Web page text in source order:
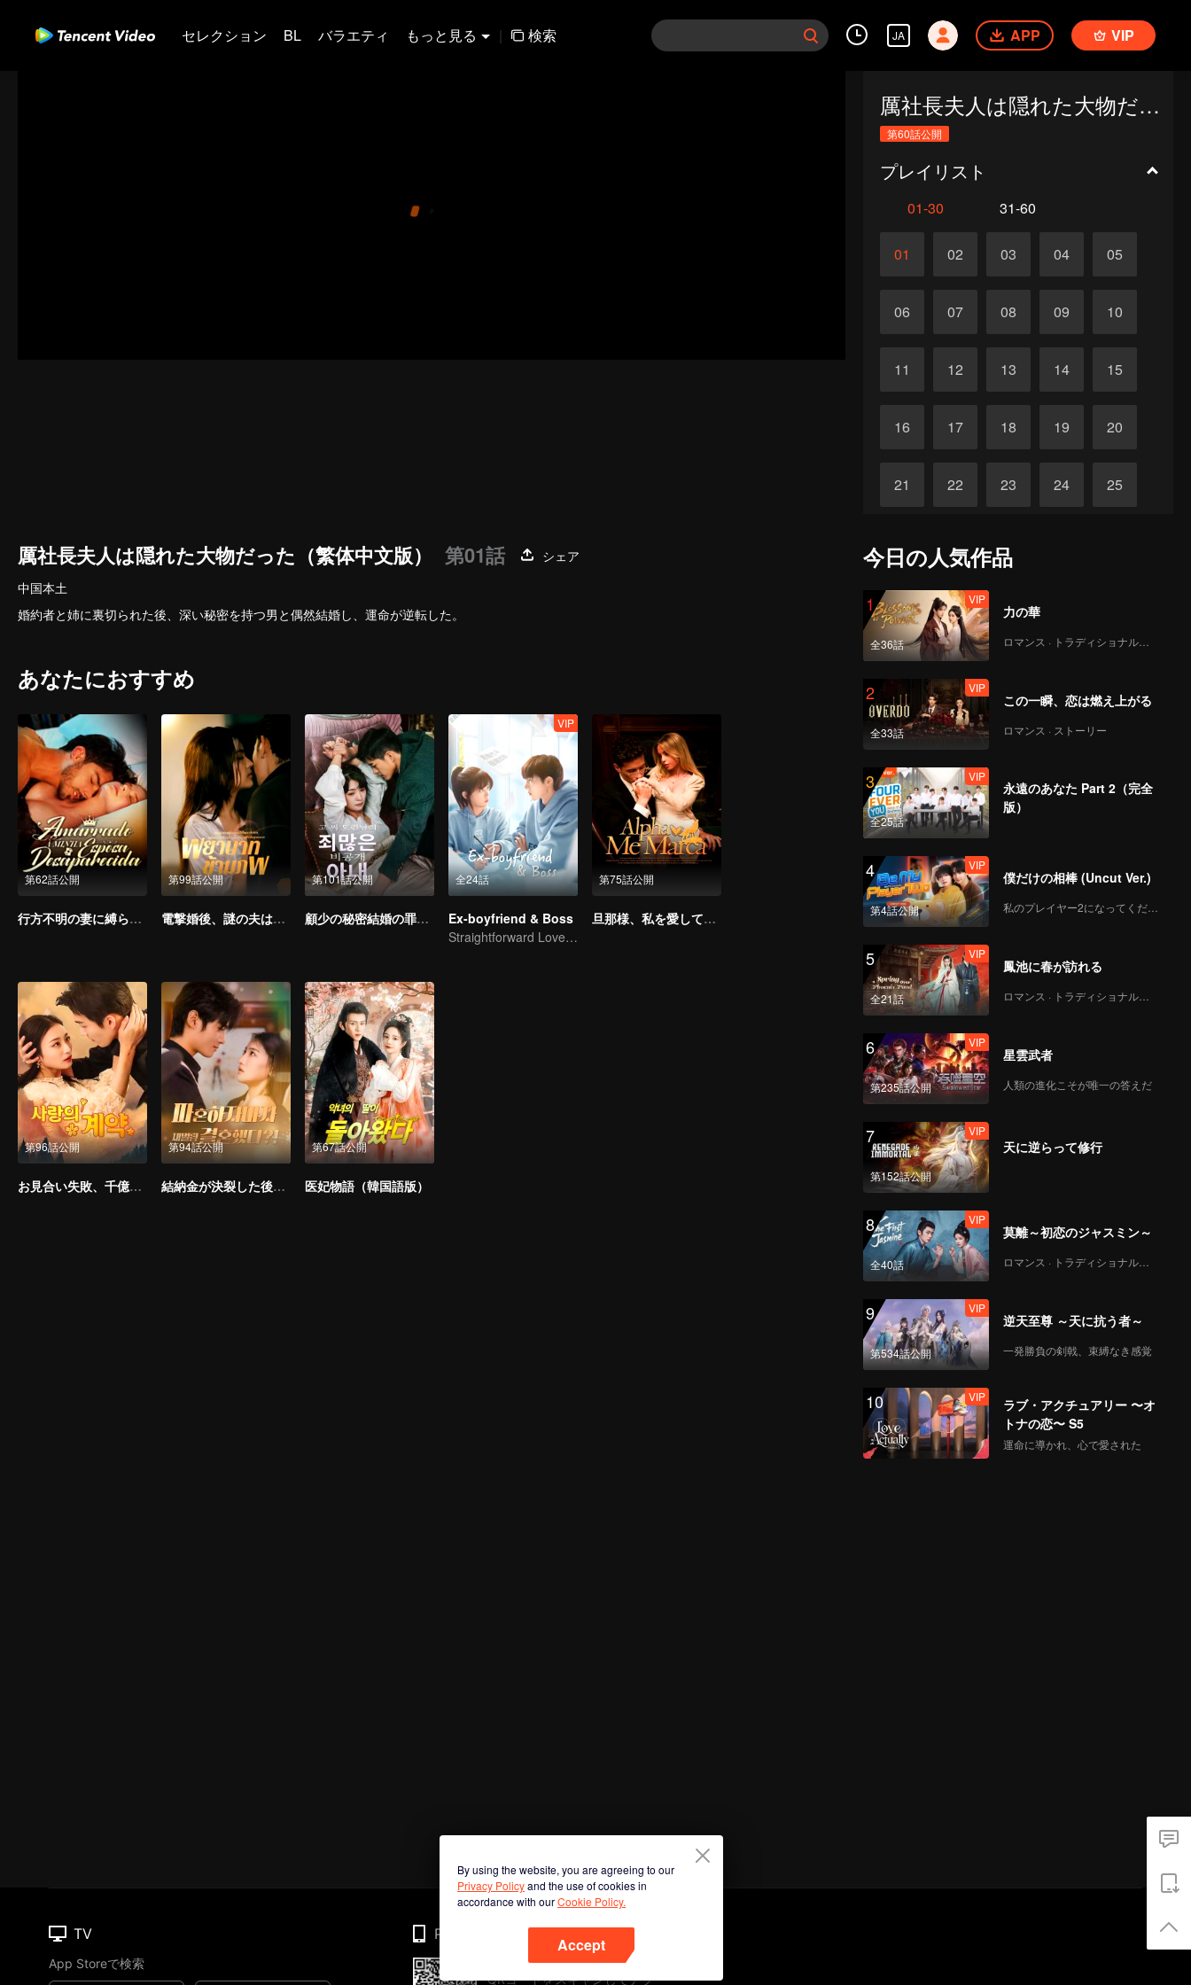
セレクション BL バラエティ もっと見る | 検索 JA APP VIP
厲社長夫人は隠れた大物だった（繁体中文版）
第60話公開
プレイリスト
01-30 31-60
01 02 03 04 05
06 07 08 09 10
11 12 13 14 15
16 17 18 19 20
21 22 23 24 25
厲社長夫人は隠れた大物だった（繁体中文版） 第01話
シェア
中国本土
婚約者と姉に裏切られた後、深い秘密を持つ男と偶然結婚し、運命が逆転した。
あなたにおすすめ
第62話公開
行方不明の妻に縛られて
第99話公開
電撃婚後、謎の夫は実は上司だった（タイ語版）
第101話公開
顧少の秘密結婚の罪深い妻（韓国語版）
全24話
VIP
Ex-boyfriend & Boss
Straightforward Love: First Love, Don't Run Away
第75話公開
旦那様、私を愛してください
第96話公開
お見合い失敗、千億御曹司と電撃結婚
第94話公開
結納金が決裂した後、千億の大富豪と結婚した（韓国語版）
第67話公開
医妃物語（韓国語版）
今日の人気作品
1
全36話
VIP
力の華
ロマンス · トラディショナル・コスチューム
2
全33話
VIP
この一瞬、恋は燃え上がる
ロマンス · ストーリー
3
全25話
VIP
永遠のあなた Part 2（完全
版）
4
第4話公開
VIP
僕だけの相棒 (Uncut Ver.)
私のプレイヤー2になってください
5
全21話
VIP
鳳池に春が訪れる
ロマンス · トラディショナル・コスチューム
6
第235話公開
VIP
星雲武者
人類の進化こそが唯一の答えだ
7
第152話公開
VIP
天に逆らって修行
8
全40話
VIP
莫離～初恋のジャスミン～
ロマンス · トラディショナル・コスチューム
9
第534話公開
VIP
逆天至尊 ～天に抗う者～
一発勝負の剣戟、束縛なき感覚
10 VIP
ラブ・アクチュアリー 〜オ
トナの恋〜 S5
運命に導かれ、心で愛された
By using the website, you are agreeing to our
Privacy Policyand the use of cookies in
accordance with ourCookie Policy.
Accept
TV
App Storeで検索
Phone
QRコードをスキャンしてアプ